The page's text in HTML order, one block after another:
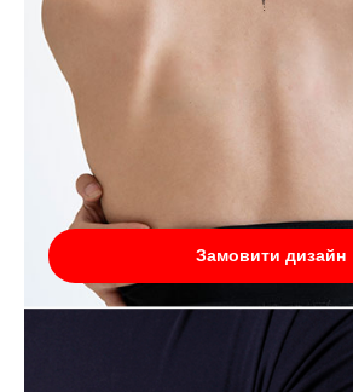
Замовити дизайн